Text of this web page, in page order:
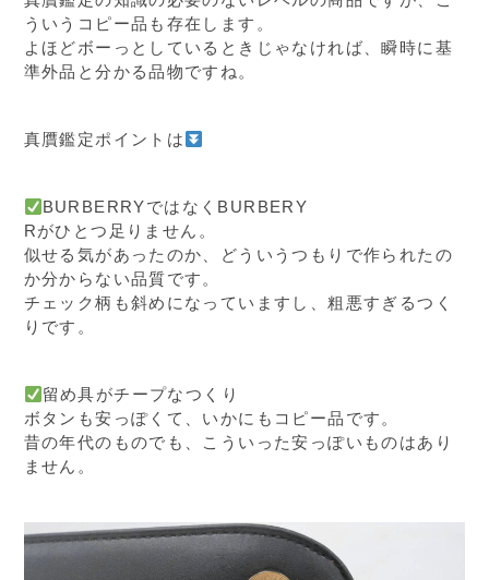
ういうコピー品も存在します。
よほどボーっとしているときじゃなければ、瞬時に基
準外品と分かる品物ですね。
真贋鑑定ポイントは
BURBERRYではなくBURBERY
Rがひとつ足りません。
似せる気があったのか、どういうつもりで作られたの
か分からない品質です。
チェック柄も斜めになっていますし、粗悪すぎるつく
りです。
留め具がチープなつくり
ボタンも安っぽくて、いかにもコピー品です。
昔の年代のものでも、こういった安っぽいものはあり
ません。